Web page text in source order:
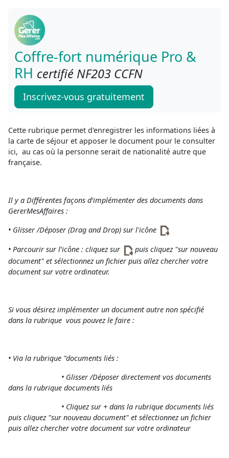
Coffre-fort numérique Pro &
RH certifié NF203 CCFN
Inscrivez-vous gratuitement
Cette rubrique permet d'enregistrer les informations liées à
la carte de séjour et apposer le document pour le consulter
ici, au cas où la personne serait de nationalité autre que
française.
Il y a Différentes façons d’implémenter des documents dans
GererMesAffaires :
• Glisser /Déposer (Drag and Drop) sur l'icône
• Parcourir sur l’icône : cliquez sur
puis cliquez "sur nouveau
document" et sélectionnez un fichier puis allez chercher votre
document sur votre ordinateur.
Si vous désirez implémenter un document autre non spécifié
dans la rubrique vous pouvez le faire :
• Via la rubrique "documents liés :
• Glisser /Déposer directement vos documents
dans la rubrique documents liés
• Cliquez sur + dans la rubrique documents liés
puis cliquez "sur nouveau document" et sélectionnez un fichier
puis allez chercher votre document sur votre ordinateur